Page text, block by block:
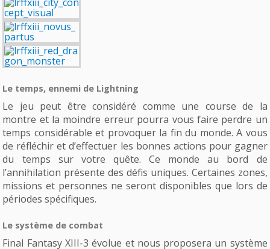
Le temps, ennemi de Lightning
Le jeu peut être considéré comme une course de la
montre et la moindre erreur pourra vous faire perdre un
temps considérable et provoquer la fin du monde. A vous
de réfléchir et d’effectuer les bonnes actions pour gagner
du temps sur votre quête. Ce monde au bord de
l’annihilation présente des défis uniques. Certaines zones,
missions et personnes ne seront disponibles que lors de
périodes spécifiques.
Le système de combat
Final Fantasy XIII-3 évolue et nous proposera un système